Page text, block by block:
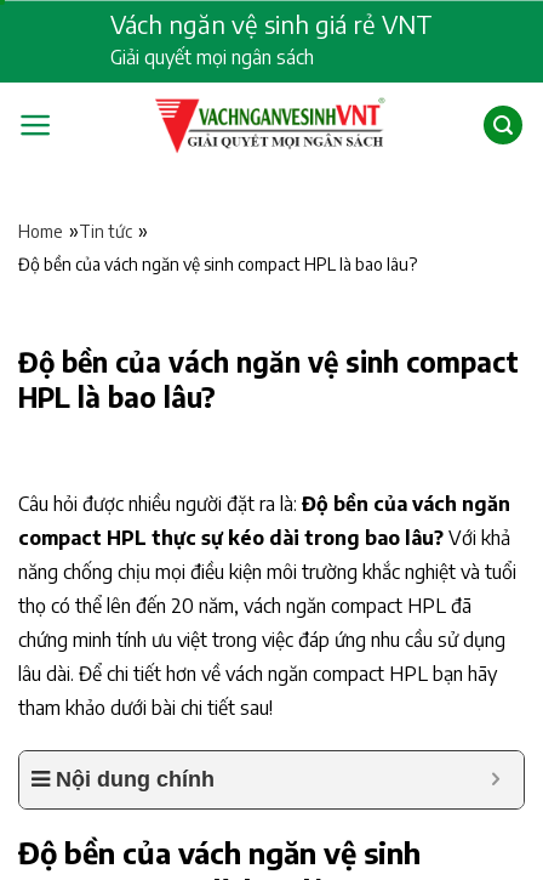
content
Vách ngăn vệ sinh giá rẻ VNT
Giải quyết mọi ngân sách
Home »Tin tức »
Độ bền của vách ngăn vệ sinh compact HPL là bao lâu?
Độ bền của vách ngăn vệ sinh compact
HPL là bao lâu?
Câu hỏi được nhiều người đặt ra là: Độ bền của vách ngăn
compact HPL thực sự kéo dài trong bao lâu? Với khả
năng chống chịu mọi điều kiện môi trường khắc nghiệt và tuổi
thọ có thể lên đến 20 năm, vách ngăn compact HPL đã
chứng minh tính ưu việt trong việc đáp ứng nhu cầu sử dụng
lâu dài. Để chi tiết hơn về vách ngăn compact HPL bạn hãy
tham khảo dưới bài chi tiết sau!
Nội dung chính
Độ bền của vách ngăn vệ sinh